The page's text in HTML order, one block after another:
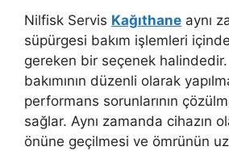
Nilfisk Servis Kağıthane aynı
süpürgesi bakım işlemleri
gereken bir seçenek halindedir.
bakımının düzenli olarak
performans sorunlarının
sağlar. Aynı zamanda cihazın
önüne geçilmesi ve ömrünün